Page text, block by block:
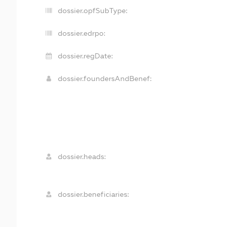
dossier.opfSubType:
dossier.edrpo:
dossier.regDate:
dossier.foundersAndBenef:
dossier.heads:
dossier.beneficiaries: